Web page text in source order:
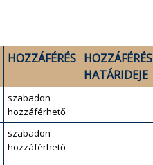
HOZZÁFÉRÉS HOZZÁFÉRÉS
HATÁRIDEJE
szabadon
hozzáférhető
szabadon
hozzáférhető